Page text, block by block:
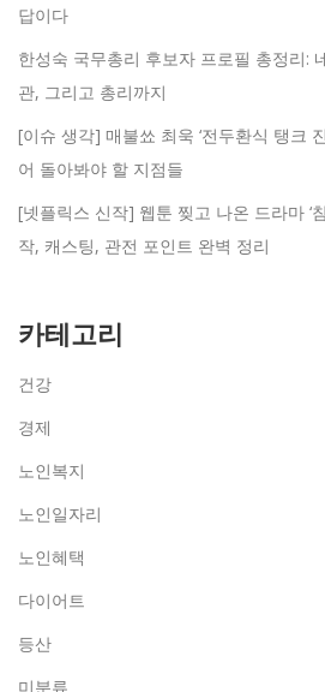
답이다
한성숙 국무총리 후보자 프로필 총정리:
관, 그리고 총리까지
[이슈 생각] 매불쑈 최욱 ‘전두환식 탱크
어 돌아봐야 할 지점들
[넷플릭스 신작] 웹툰 찢고 나온 드라마 ‘
작, 캐스팅, 관전 포인트 완벽 정리
카테고리
건강
경제
노인복지
노인일자리
노인혜택
다이어트
등산
미분류